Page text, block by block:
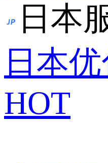
日本
日本
HOT